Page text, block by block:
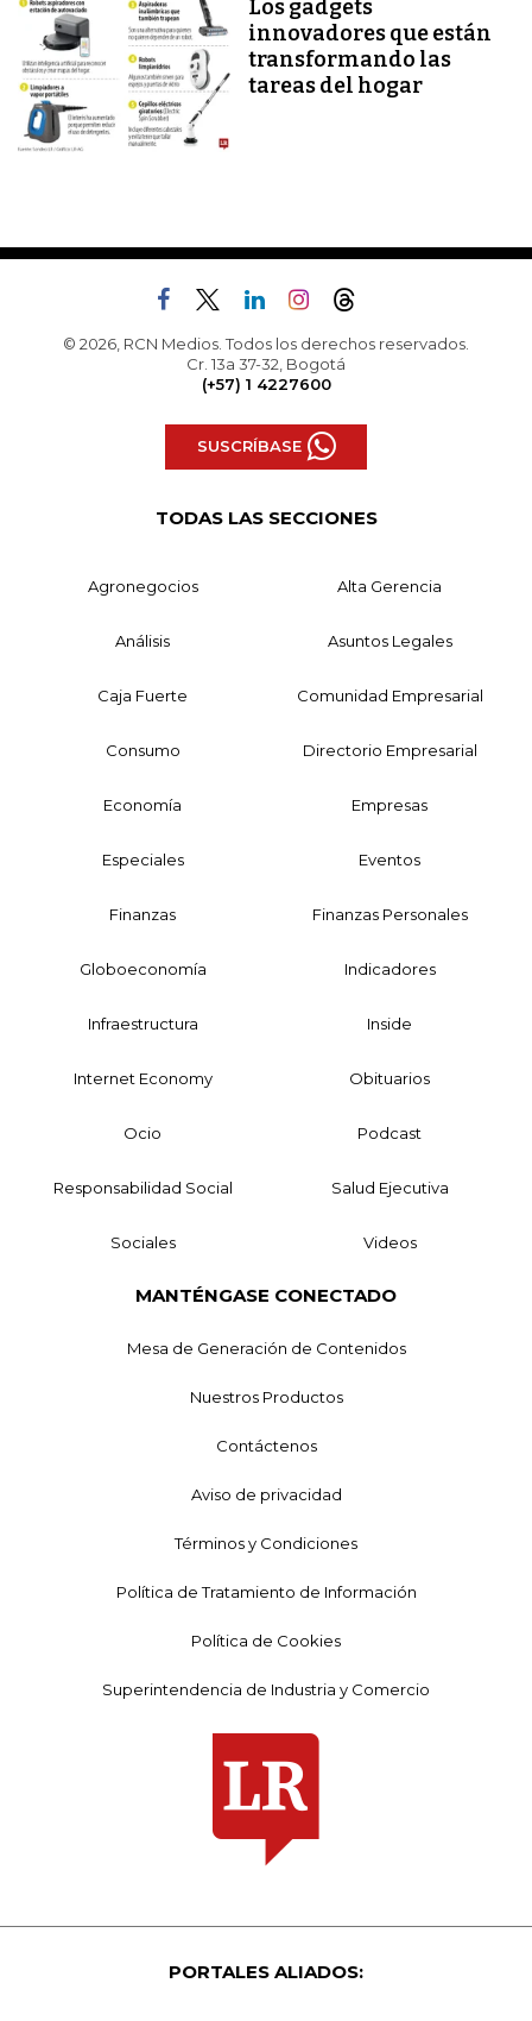
Los gadgets
innovadores que están
transformando las
tareas del hogar
© 2026, RCN Medios. Todos los derechos reservados.
Cr. 13a 37-32, Bogotá
(+57) 1 4227600
SUSCRÍBASE
TODAS LAS SECCIONES
Agronegocios Alta Gerencia
Análisis Asuntos Legales
Caja Fuerte Comunidad Empresarial
Consumo Directorio Empresarial
Economía Empresas
Especiales Eventos
Finanzas Finanzas Personales
Globoeconomía Indicadores
Infraestructura Inside
Internet Economy Obituarios
Ocio Podcast
Responsabilidad Social Salud Ejecutiva
Sociales Videos
MANTÉNGASE CONECTADO
Mesa de Generación de Contenidos
Nuestros Productos
Contáctenos
Aviso de privacidad
Términos y Condiciones
Política de Tratamiento de Información
Política de Cookies
Superintendencia de Industria y Comercio
PORTALES ALIADOS: